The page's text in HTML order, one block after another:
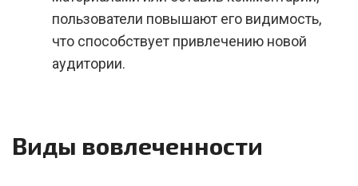
пользователи повышают его видимость,
что способствует привлечению новой
аудитории.
Виды вовлеченности